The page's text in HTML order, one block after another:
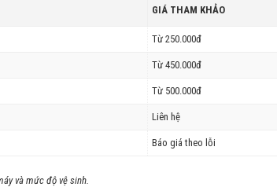
GIÁ THAM KHẢO
Từ 250.000đ
Từ 450.000đ
Từ 500.000đ
Liên hệ
Báo giá theo lỗi
và mức độ vệ sinh.